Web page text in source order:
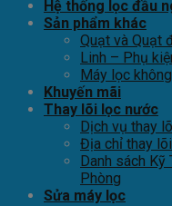
Hệ thống lọc đầu
Sản phẩm khác
Quạt và Quạt
Linh – Phụ
Máy lọc
Khuyến mãi
Thay lõi lọc nước
Dịch vụ thay
Địa chỉ thay
Danh sách
Phòng
Sửa máy lọc